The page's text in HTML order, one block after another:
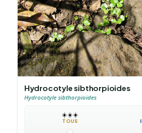
Hydrocotyle sibthorpioides
Hydrocotyle sibthorpioides
☀️☀️☀️
TOUS